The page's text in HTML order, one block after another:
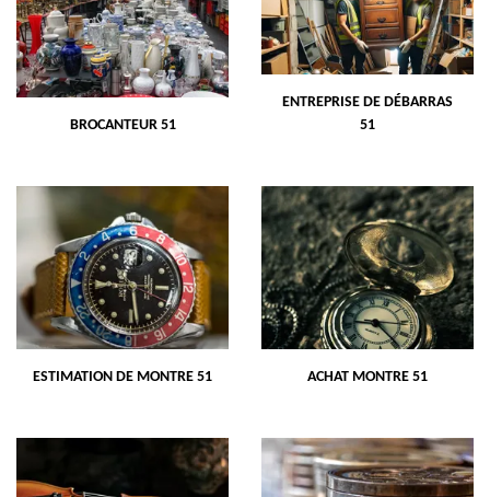
BROCANTEUR 51
ENTREPRISE DE DÉBARRAS
51
ESTIMATION DE MONTRE 51 ACHAT MONTRE 51